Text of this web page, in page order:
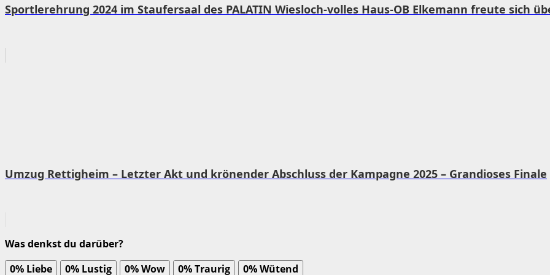
Sportlerehrung 2024 im Staufersaal des PALATIN Wiesloch-volles Haus-OB Elkemann freute sich
Umzug Rettigheim – Letzter Akt und krönender Abschluss der Kampagne 2025 – Grandioses Finale
Was denkst du darüber?
0% Liebe 0% Lustig 0%Wow 0%Traurig 0%Wütend